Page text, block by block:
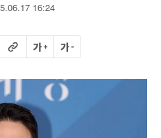
16:24
하기
공유하기
URL복사글자 크게글자 작게